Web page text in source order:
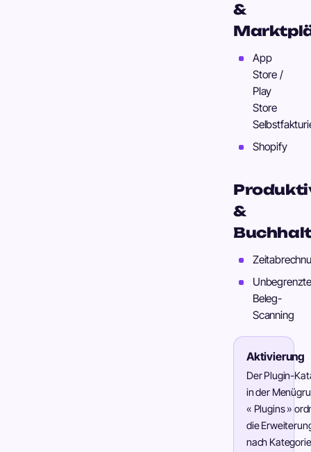
&
App
Store /
Play
Store
Shopify
&
Beleg-
Scanning
Aktivierung
Der Plugin-
in der
« Plugins »
die
nach Kategorie